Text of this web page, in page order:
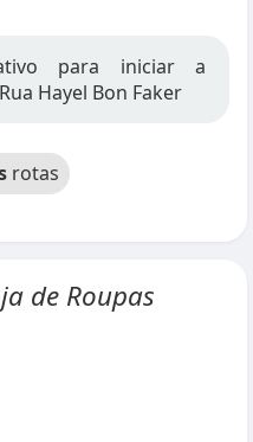
para iniciar a
Hayel Bon Faker
rotas
de Roupas